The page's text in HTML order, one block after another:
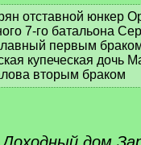
отставной юнкер
7-го батальона
первым
купеческая дочь
вторым браком